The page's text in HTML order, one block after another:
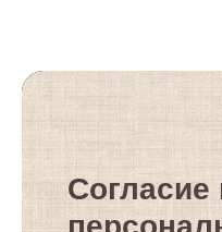
Согласие